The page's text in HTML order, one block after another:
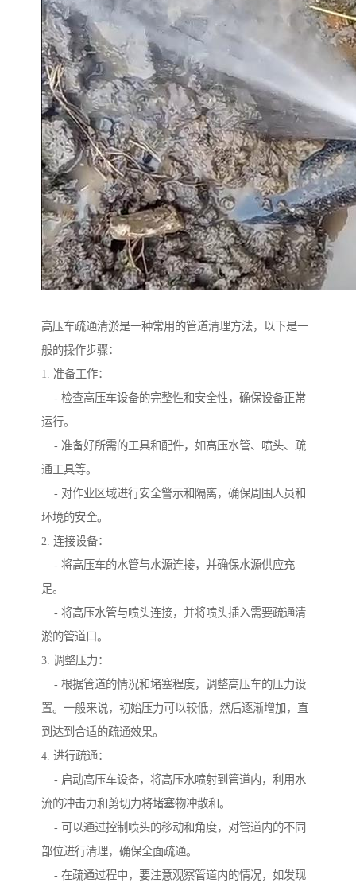
高压车疏通清淤是一种常用的管道清理方法，以下是一
般的操作步骤：
1. 准备工作：
- 检查高压车设备的完整性和安全性，确保设备正常
运行。
- 准备好所需的工具和配件，如高压水管、喷头、疏
通工具等。
- 对作业区域进行安全警示和隔离，确保周围人员和
环境的安全。
2. 连接设备：
- 将高压车的水管与水源连接，并确保水源供应充
足。
- 将高压水管与喷头连接，并将喷头插入需要疏通清
淤的管道口。
3. 调整压力：
- 根据管道的情况和堵塞程度，调整高压车的压力设
置。一般来说，初始压力可以较低，然后逐渐增加，直
到达到合适的疏通效果。
4. 进行疏通：
- 启动高压车设备，将高压水喷射到管道内，利用水
流的冲击力和剪切力将堵塞物冲散和。
- 可以通过控制喷头的移动和角度，对管道内的不同
部位进行清理，确保全面疏通。
- 在疏通过程中，要注意观察管道内的情况，如发现